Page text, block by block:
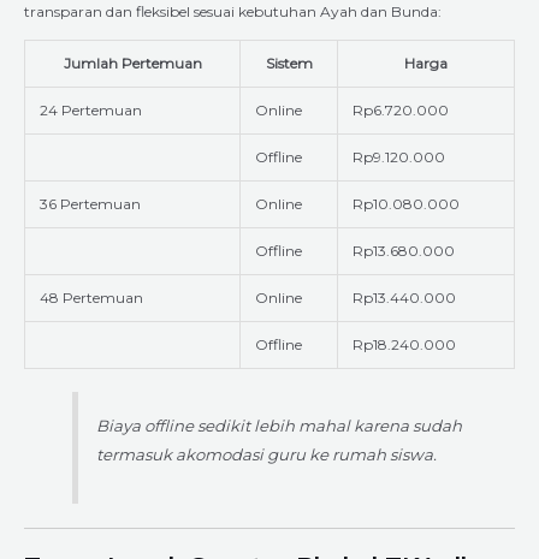
transparan dan fleksibel sesuai kebutuhan Ayah dan Bunda:
Jumlah Pertemuan Sistem Harga
24 Pertemuan Online Rp6.720.000
Offline Rp9.120.000
36 Pertemuan Online Rp10.080.000
Offline Rp13.680.000
48 Pertemuan Online Rp13.440.000
Offline Rp18.240.000
Biaya offline sedikit lebih mahal karena sudah
termasuk akomodasi guru ke rumah siswa.